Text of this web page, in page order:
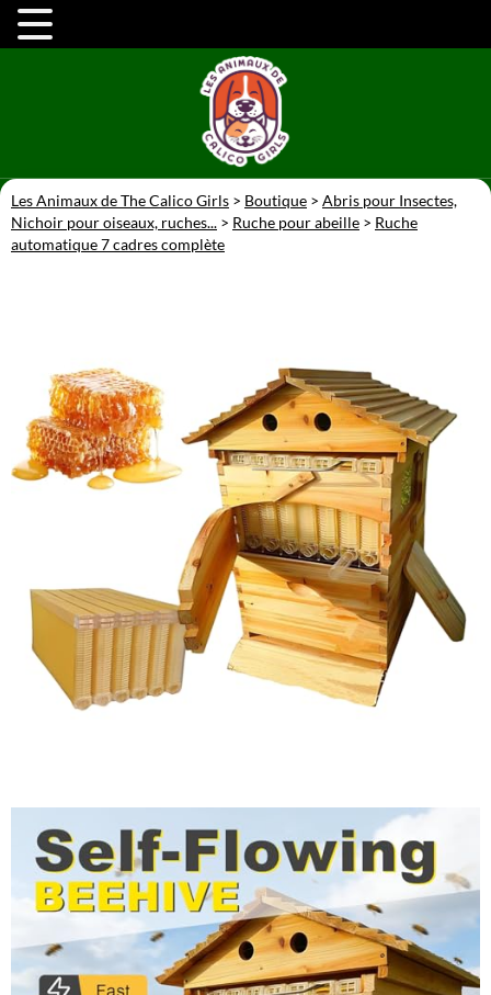
Les Animaux de The Calico Girls > Boutique > Abris pour Insectes,
Nichoir pour oiseaux, ruches... > Ruche pour abeille > Ruche
automatique 7 cadres complète